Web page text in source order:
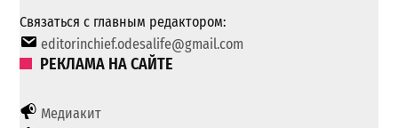
Связаться с главным редактором:
editorinchief.odesalife@gmail.com
РЕКЛАМА НА САЙТЕ
Медиакит